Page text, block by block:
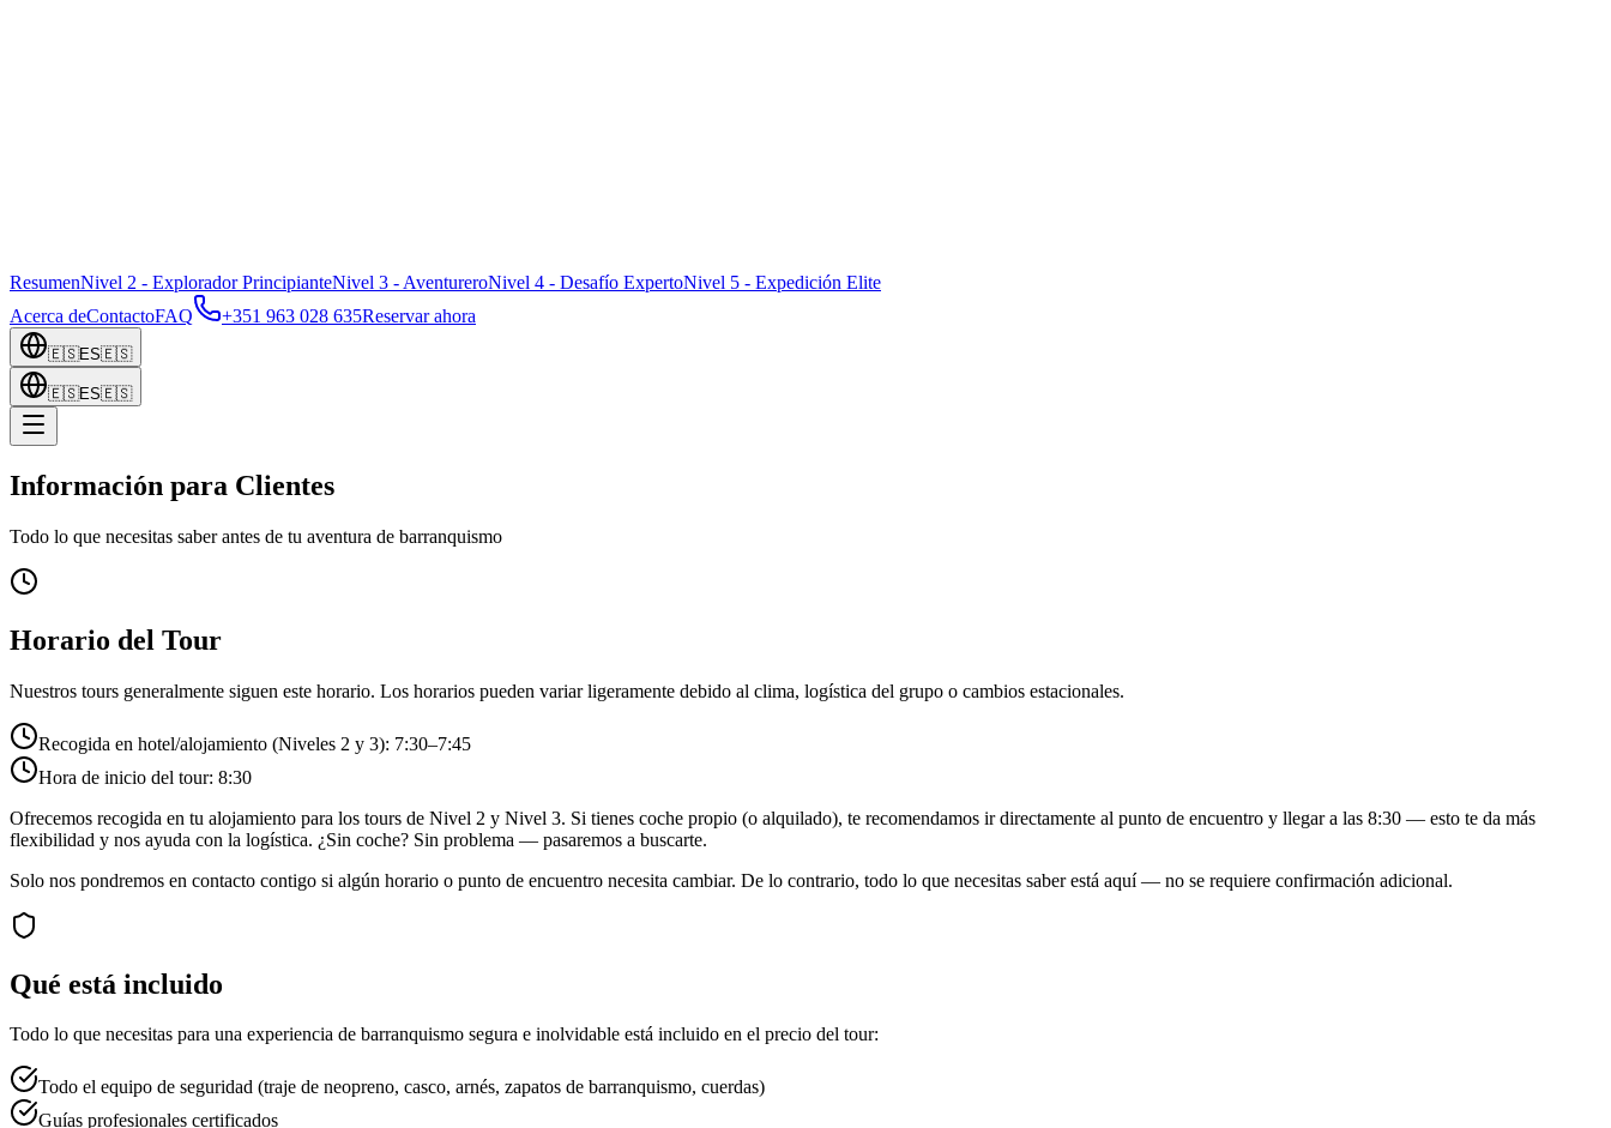
ResumenNivel 2 - Explorador PrincipianteNivel 3 - AventureroNivel 4 - Desafío ExpertoNivel 5 - Expedición Elite
Acerca deContactoFAQ +351 963 028 635Reservar ahora
🇪🇸ES🇪🇸
🇪🇸ES🇪🇸
Información para Clientes
Todo lo que necesitas saber antes de tu aventura de barranquismo
Horario del Tour
Nuestros tours generalmente siguen este horario. Los horarios pueden variar ligeramente debido al clima, logística del grupo o cambios estacionales.
Recogida en hotel/alojamiento (Niveles 2 y 3): 7:30–7:45
Hora de inicio del tour: 8:30
Ofrecemos recogida en tu alojamiento para los tours de Nivel 2 y Nivel 3. Si tienes coche propio (o alquilado), te recomendamos ir directamente al punto de encuentro y llegar a las 8:30 — esto te da más
flexibilidad y nos ayuda con la logística. ¿Sin coche? Sin problema — pasaremos a buscarte.
Solo nos pondremos en contacto contigo si algún horario o punto de encuentro necesita cambiar. De lo contrario, todo lo que necesitas saber está aquí — no se requiere confirmación adicional.
Qué está incluido
Todo lo que necesitas para una experiencia de barranquismo segura e inolvidable está incluido en el precio del tour:
Todo el equipo de seguridad (traje de neopreno, casco, arnés, zapatos de barranquismo, cuerdas)
Guías profesionales certificados